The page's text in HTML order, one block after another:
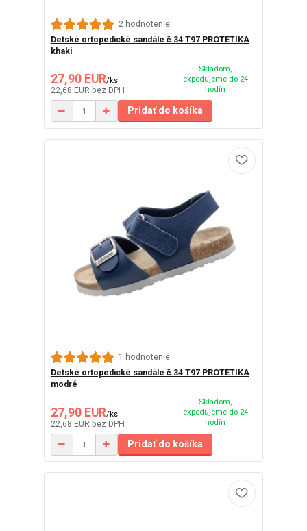
2 hodnotenie
Detské ortopedické sandále č.34 T97 PROTETIKA
khaki
27,90 EUR/ks
22,68 EUR bez DPH
Skladom,
expedujeme do 24
hodín
Pridať do košíka
1 hodnotenie
Detské ortopedické sandále č.34 T97 PROTETIKA
modré
27,90 EUR/ks
22,68 EUR bez DPH
Skladom,
expedujeme do 24
hodín
Pridať do košíka